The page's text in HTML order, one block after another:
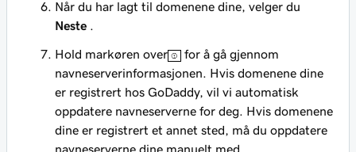
Når du har lagt til domenene dine, velger du
Neste
Hold markøren over
for å gå gjennom
navneserverinformasjonen. Hvis domenene dine
er registrert hos GoDaddy, vil vi automatisk
oppdatere navneserverne for deg. Hvis domenene
dine er registrert et annet sted, må du oppdatere
navneserverne dine manuelt med